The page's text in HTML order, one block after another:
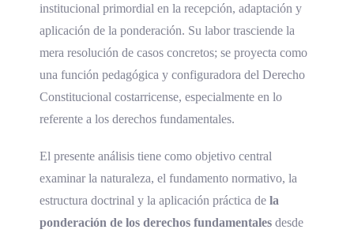
institucional primordial en la recepción, adaptación y
aplicación de la ponderación. Su labor trasciende la
mera resolución de casos concretos; se proyecta como
una función pedagógica y configuradora del Derecho
Constitucional costarricense, especialmente en lo
referente a los derechos fundamentales.
El presente análisis tiene como objetivo central
examinar la naturaleza, el fundamento normativo, la
estructura doctrinal y la aplicación práctica de la
ponderación de los derechos fundamentales desde